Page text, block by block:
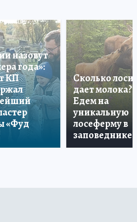
назовут
года»:
КП
«Фуд
Сколько лосиха
дает молока?
Едем на
уникальную
лосеферму в
заповеднике!